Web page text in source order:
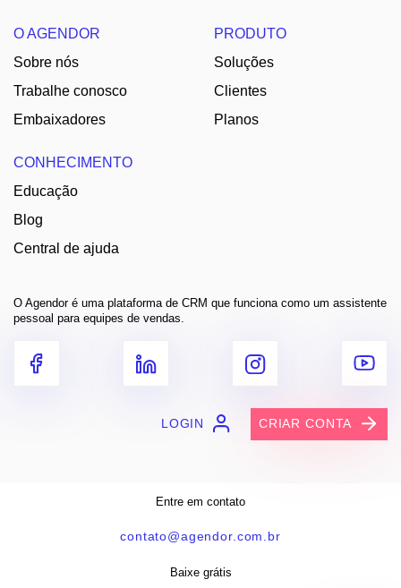
O AGENDOR
Sobre nós
Trabalhe conosco
Embaixadores
PRODUTO
Soluções
Clientes
Planos
CONHECIMENTO
Educação
Blog
Central de ajuda
O Agendor é uma plataforma de CRM que funciona como um assistente
pessoal para equipes de vendas.
LOGIN CRIAR CONTA
Entre em contato
contato@agendor.com.br
Baixe grátis